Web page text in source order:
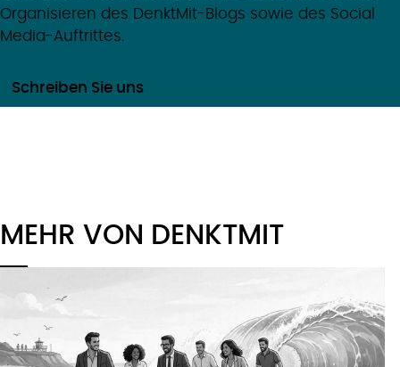
Organisieren des DenktMit-Blogs sowie des Social
Media-Auftrittes.
Schreiben Sie uns
MEHR VON DENKTMIT